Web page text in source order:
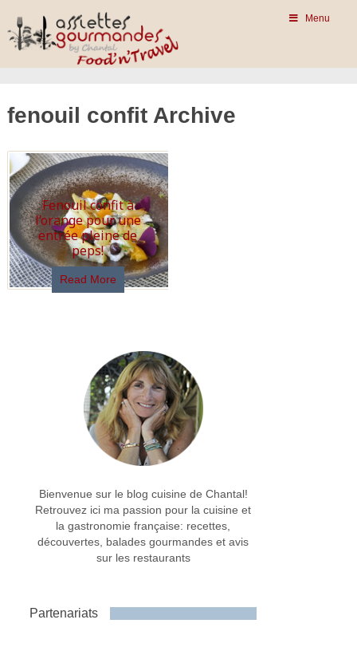
Menu
fenouil confit Archive
Fenouil confit à
l’orange pour une
entrée pleine de
peps!
Read More
Bienvenue sur le blog cuisine de Chantal!
Retrouvez ici ma passion pour la cuisine et
la gastronomie française: recettes,
découvertes, balades gourmandes et avis
sur les restaurants
Partenariats